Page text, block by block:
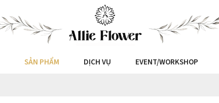
SẢN PHẨM DỊCH VỤ EVENT/WORKSHOP